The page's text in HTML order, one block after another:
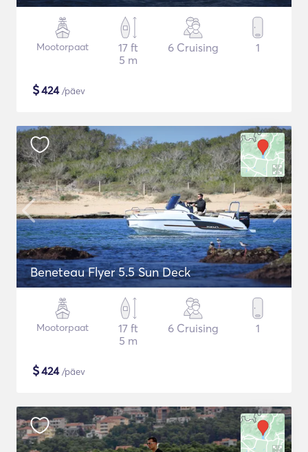
Mootorpaat
17 ft
5 m
6 Cruising 1
$424/päev
Beneteau Flyer 5.5 Sun Deck
Mootorpaat
17 ft
5 m
6 Cruising 1
$424/päev